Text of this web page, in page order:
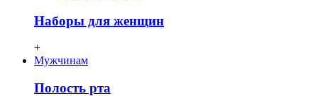
Наборы для женщин
+
Мужчинам
Полость рта